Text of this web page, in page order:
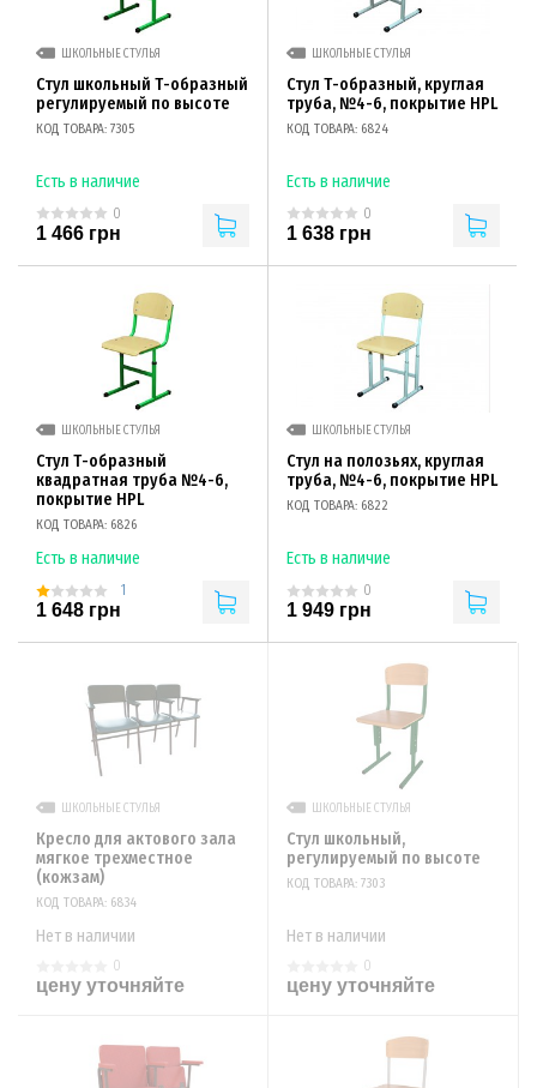
ШКОЛЬНЫЕ СТУЛЬЯ
Стул школьный Т-образный
регулируемый по высоте
КОД ТОВАРА: 7305
Есть в наличие
0
1 466 грн
ШКОЛЬНЫЕ СТУЛЬЯ
Стул Т-образный, круглая
труба, №4-6, покрытие HPL
КОД ТОВАРА: 6824
Есть в наличие
0
1 638 грн
ШКОЛЬНЫЕ СТУЛЬЯ
Стул Т-образный
квадратная труба №4-6,
покрытие HPL
КОД ТОВАРА: 6826
Есть в наличие
1
1 648 грн
ШКОЛЬНЫЕ СТУЛЬЯ
Стул на полозьях, круглая
труба, №4-6, покрытие HPL
КОД ТОВАРА: 6822
Есть в наличие
0
1 949 грн
ШКОЛЬНЫЕ СТУЛЬЯ
Кресло для актового зала
мягкое трехместное
(кожзам)
КОД ТОВАРА: 6834
Нет в наличии
0
цену уточняйте
ШКОЛЬНЫЕ СТУЛЬЯ
Стул школьный,
регулируемый по высоте
КОД ТОВАРА: 7303
Нет в наличии
0
цену уточняйте